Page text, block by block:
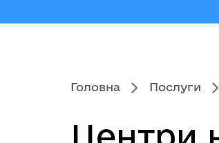
Головна Послуги